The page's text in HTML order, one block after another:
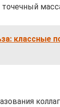
точечный
классные